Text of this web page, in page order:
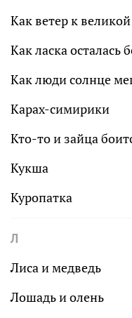
Как ветер к
Как ласка осталась
Как люди солнце
Карах-симирики
Кто-то и зайца
Кукша
Куропатка
Л
Лиса и медведь
Лошадь и олень